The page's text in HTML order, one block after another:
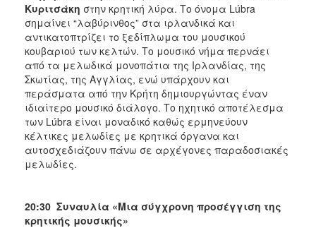
Κυριτσάκη στην κρητική λύρα. Το όνομα Lúbra
σημαίνει “λαβύρινθος” στα ιρλανδικά και
αντικατοπτρίζει το ξεδίπλωμα του μουσικού
κουβαριού των κελτών. Το μουσικό νήμα περνάει
από τα μελωδικά μονοπάτια της Ιρλανδίας, της
Σκωτίας, της Αγγλίας, ενώ υπάρχουν και
περάσματα από την Κρήτη δημιουργώντας έναν
ιδιαίτερο μουσικό διάλογο. Το ηχητικό αποτέλεσμα
των Lúbra είναι μοναδικό καθώς ερμηνεύουν
κέλτικες μελωδίες με κρητικά όργανα και
αυτοσχεδιάζουν πάνω σε αρχέγονες παραδοσιακές
μελωδίες.
20:30 Συναυλία «Μια σύγχρονη προσέγγιση της
κρητικής μουσικής»